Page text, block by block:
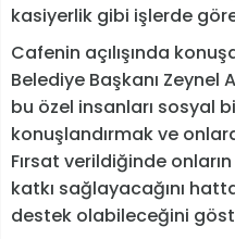
kasiyerlik gibi işlerde
Cafenin açılışında
Belediye Başkanı Zeynel
bu özel insanları sosyal
konuşlandırmak ve
Fırsat verildiğinde
katkı sağlayacağını
destek olabileceğini